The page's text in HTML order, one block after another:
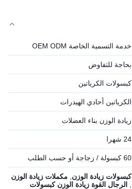
خدمة التسمية الخاصة OEM ODM
بحاجة للتفاوض
كبسولات الكرياتين
الكرياتين أحادي الهيدرات
زيادة الوزن بناء العضلات
24 شهرا
60 كبسولة / زجاجة أو حسب الطلب
كبسولات زيادة الوزن
مكملات زيادة الوزن
الرجال القوة زيادة الوزن كبسولات